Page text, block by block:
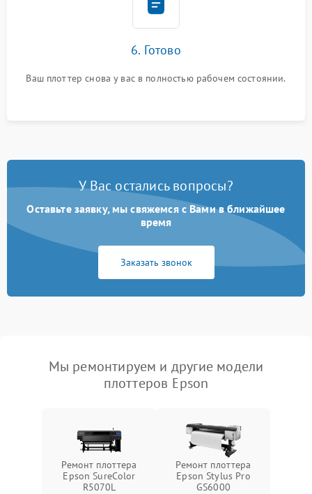
6. Готово
Ваш плоттер снова у вас в полностью рабочем состоянии.
У Вас остались вопросы?
Оставьте заявку, мы свяжемся с Вами в ближайшее
время
Заказать звонок
Мы ремонтируем и другие модели
плоттеров Epson
Ремонт плоттера
Epson SureColor
R5070L
Ремонт плоттера
Epson Stylus Pro
GS6000